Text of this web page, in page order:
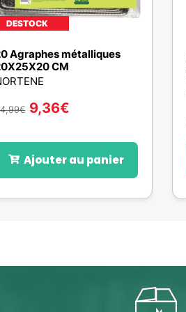
DESTOCK
Agraphes métalliques
CM
€ 9,36€
Ajouter au panier